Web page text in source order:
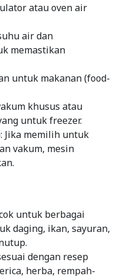
atau oven air
air dan
memastikan
untuk makanan (food-
khusus atau
untuk freezer.
Jika memilih untuk
vakum, mesin
untuk berbagai
daging, ikan, sayuran,
dengan resep
herba, rempah-